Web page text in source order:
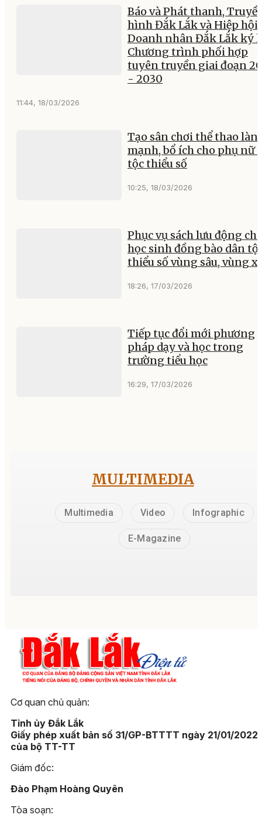
Báo và Phát thanh,
hình Đắk Lắk và Hiệp hội
Doanh nhân Đắk Lắk ký
Chương trình phối hợp
tuyên truyền giai đoạn
- 2030
11:44, 18/03/2026
Tạo sân chơi thể thao
mạnh, bổ ích cho phụ nữ
tộc thiểu số
10:25, 18/03/2026
Phục vụ sách lưu động
học sinh đồng bào dân
thiểu số vùng sâu, vùng
18:26, 17/03/2026
Tiếp tục đổi mới phương
pháp dạy và học trong
trường tiểu học
16:29, 17/03/2026
MULTIMEDIA
Multimedia Video Infographic
E-Magazine
Cơ quan chủ quản:
Tỉnh ủy Đắk Lắk
Giấy phép xuất bản số 31/GP-BTTTT ngày 21/01/2022
của bộ TT-TT
Giám đốc:
Đào Phạm Hoàng Quyên
Tòa soạn: